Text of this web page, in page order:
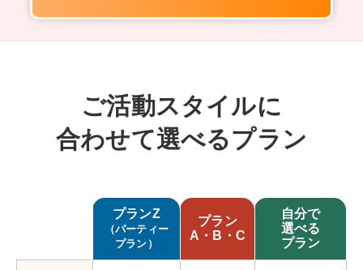
ご活動スタイルに
合わせて選べるプラン
プランZ
（パーティー
プラン）
プラン
A・B・C
自分で
選べる
プラン